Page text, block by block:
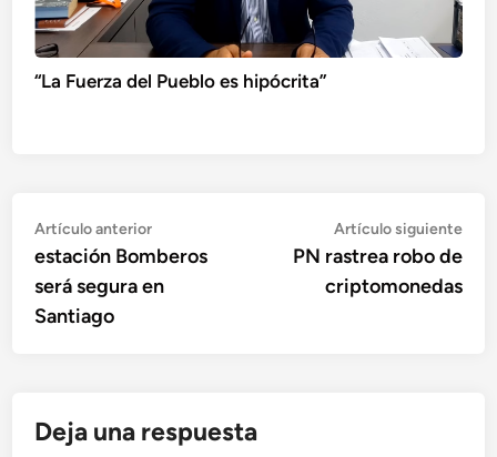
“La Fuerza del Pueblo es hipócrita”
Navegación
de
entradas
Artículo anteriorArtículo
anterior:
estación Bomberos
será segura en
Santiago
Artículo siguiente
PN rastrea robo de
criptomonedas
Deja una respuesta